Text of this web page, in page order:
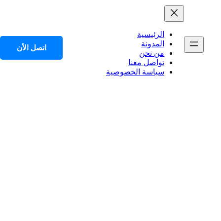
الرئيسية
المدونة
من نحن
تواصل معنا
سياسة الخصوصية
اتصل الأن